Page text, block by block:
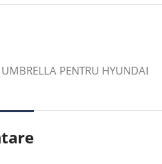
PENTRU HYUNDAI